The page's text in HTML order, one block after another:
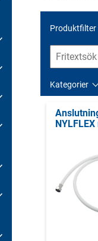
Produktfilter
Kategorier